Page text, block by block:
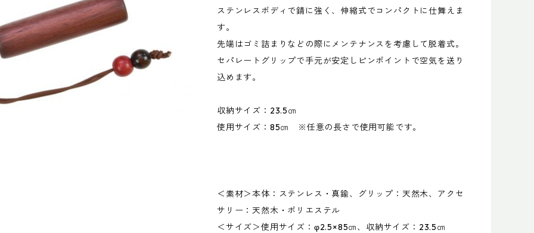
ステンレスボディで錆に強く、伸縮式でコンパクトに仕舞えま
す。
先端はゴミ詰まりなどの際にメンテナンスを考慮して脱着式。
セパレートグリップで手元が安定しピンポイントで空気を送り
込めます。
収納サイズ：23.5㎝
使用サイズ：85㎝ ※任意の長さで使用可能です。
＜素材＞本体：ステンレス・真鍮、グリップ：天然木、アクセ
サリー：天然木・ポリエステル
＜サイズ＞使用サイズ：φ2.5×85㎝、収納サイズ：23.5㎝